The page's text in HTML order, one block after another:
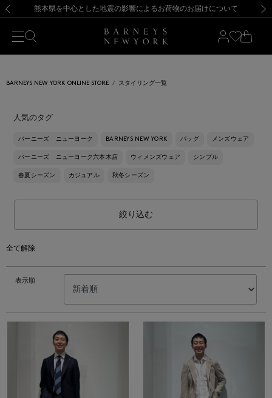
新規登録のお客様も対象！＜MY BARNEYS＞会員のお客様は11,000円（税込）以上のお買上げで常時送料無料！お買い物の際は会員登録を！
【夏季休業に伴う返品・交換承り一時停止のお知らせ】（2026.8.5）
熊本県を中心とした地震の影響によるお荷物のお届けについて
【開催中】SUMMER SALEのご案内・ご注意事項 新規登録のお客様も対象！＜MY BARNEYS＞会員のお客様は11,000円（税込）以上のお買上げで常時送料無料！お買い物の際は会員登録を！
【夏季休業に伴う返品・交換承り一時停止のお知らせ】（2026.8.5）
BARNEYS NEW YORK ONLINE STORE スタイリング一覧
人気のタグ
バーニーズ ニューヨーク BARNEYS NEW YORK バッグ メンズウェア
バーニーズ ニューヨーク六本木店 ウィメンズウェア シンプル
春夏シーズン カジュアル 秋冬シーズン
絞り込む
全て解除
表示順